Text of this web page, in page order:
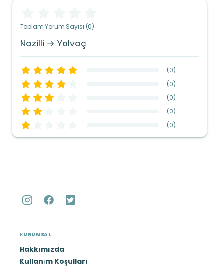
Toplam Yorum Sayısı (0)
Nazilli → Yalvaç
(0)
(0)
(0)
(0)
(0)
KURUMSAL
Hakkımızda
Kullanım Koşulları